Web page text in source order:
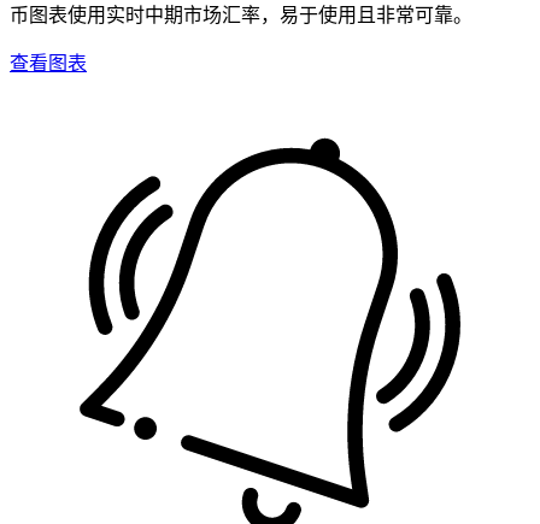
币图表使用实时中期市场汇率，易于使用且非常可靠。
查看图表